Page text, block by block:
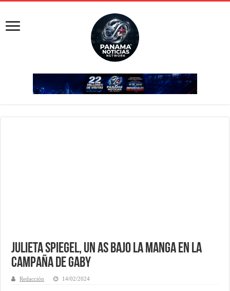
Julieta Spiegel, un AS bajo la manga en la
campaña de Gaby
Redacción 14/02/2024